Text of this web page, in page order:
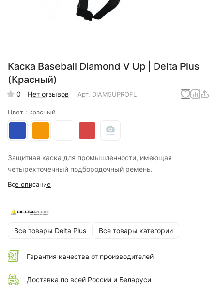
Каска Baseball Diamond V Up | Delta Plus
(Красный)
0 Нет отзывов Арт. DIAM5UPROFL
Цвет : красный
Защитная каска для промышленности, имеющая
четырёхточечный подбородочный ремень.
Все описание
Все товары Delta Plus Все товары категории
Гарантия качества от производителей
Доставка по всей России и Беларуси